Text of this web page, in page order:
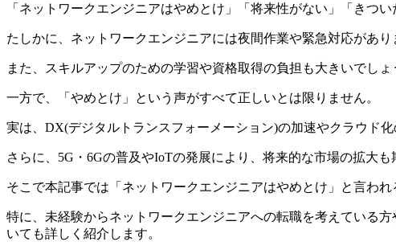
「ネットワークエンジニアはやめとけ」「将来性がない」「き
たしかに、ネットワークエンジニアには夜間作業や緊急対応があり
また、スキルアップのための学習や資格取得の負担も大きいでし
一方で、「やめとけ」という声がすべて正しいとは限りません。
実は、 DX(デジタルトランスフォーメーション)の加速やクラウド
さらに、5G・6Gの普及やIoTの発展により、将来的な市場の拡大も
そこで本記事では「ネットワークエンジニアはやめとけ」と言わ
特に、未経験からネットワークエンジニアへの転職を考えている
いても詳しく紹介します。